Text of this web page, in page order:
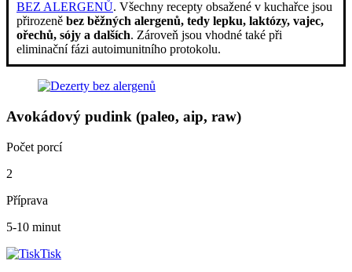
BEZ ALERGENŮ. Všechny recepty obsažené v kuchařce jsou
přirozeně bez běžných alergenů, tedy lepku, laktózy, vajec,
ořechů, sójy a dalších. Zároveň jsou vhodné také při
eliminační fázi autoimunitního protokolu.
Avokádový pudink (paleo, aip, raw)
Počet porcí
2
Příprava
5-10 minut
Tisk